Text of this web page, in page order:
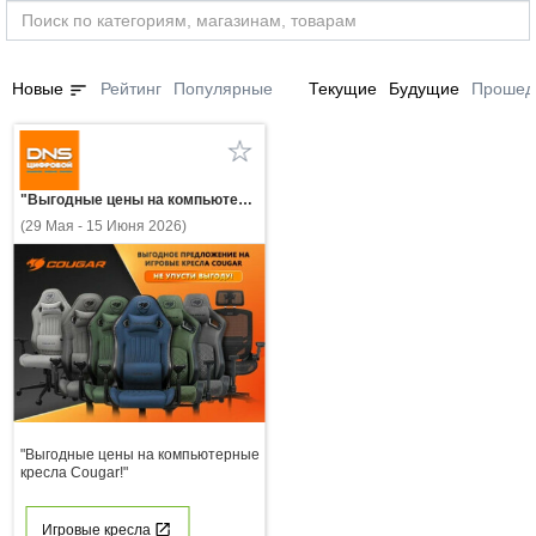
Новые sort Рейтинг Популярные Текущие Будущие
"Выгодные цены на компьютерные кресла Cougar!"
(29 Мая - 15 Июня 2026)
"Выгодные цены на компьютерные
кресла Cougar!"
Игровые кресла